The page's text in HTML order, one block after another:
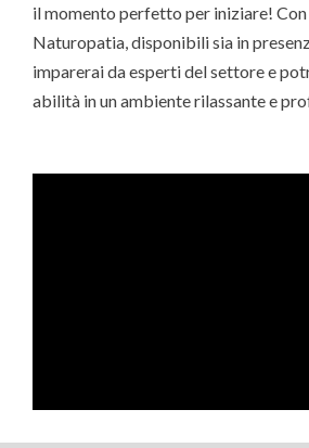
il momento perfetto per iniziare!
Naturopatia, disponibili sia in
imparerai da esperti del settore e
abilità in un ambiente rilassante e